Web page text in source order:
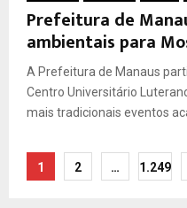
Prefeitura de
ambientais para
A Prefeitura de Manaus
Centro Universitário
mais tradicionais eventos
Paginação
1 2 … 1.249